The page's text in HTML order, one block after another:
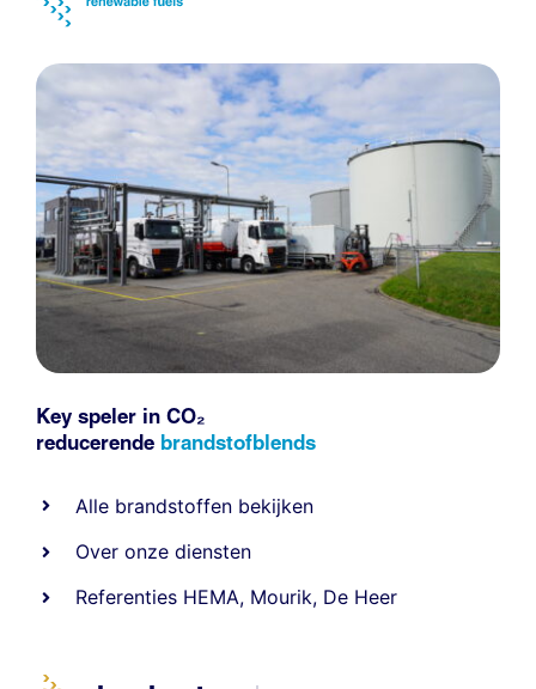
Key speler in CO₂
reducerende brandstofblends
Alle brandstoffen bekijken
Over onze diensten
Referenties HEMA, Mourik, De Heer